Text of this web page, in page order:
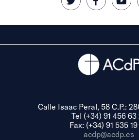
Calle Isaac Peral, 58 C.P.:
Tel (+34) 91 456 63
Fax: (+34) 91 535
acdp@acdp.es